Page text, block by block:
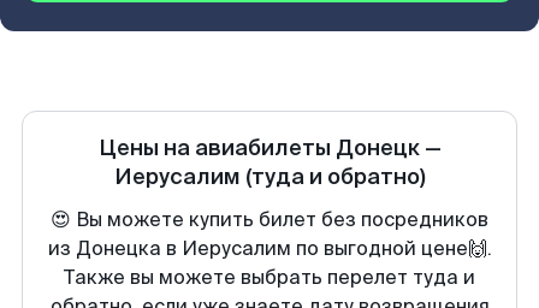
Цены на авиабилеты Донецк—
Иерусалим (туда и обратно)
😍 Вы можете купить билет без посредников
из Донецка в Иерусалим по выгодной цене🙌.
Также вы можете выбрать перелет туда и